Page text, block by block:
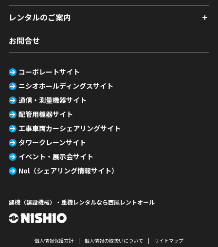
レンタルのご案内
お問合せ
コーポレートサイト
ニシオホールディングスサイト
通信・測量機器サイト
配管用機器サイト
工事車両カーシェアリングサイト
タワークレーンサイト
イベント・展示会サイト
Nol（シェアリング情報サイト）
建機（建設機械）・重機レンタルなら西尾レントオール
個人情報保護方針 個人情報の取扱いについて サイトマップ